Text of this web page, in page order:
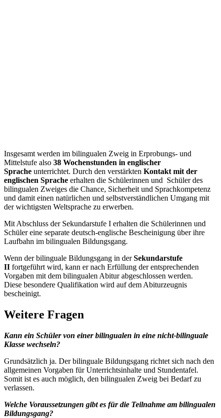
Insgesamt werden im bilingualen Zweig in Erprobungs- und
Mittelstufe also 38 Wochen­stunden in englischer
Sprache unterrichtet. Durch den verstärkten Kontakt mit der
englischen Sprache erhalten die Schülerinnen und Schüler des
bilingualen Zweiges die Chance, Sicherheit und Sprachkompetenz
und damit einen natürlichen und selbstverständlichen Umgang mit
der wichtigsten Weltsprache zu erwerben.
Mit Abschluss der Sekundarstufe I erhalten die Schülerinnen und
Schüler eine separate deutsch-englische Bescheinigung über ihre
Laufbahn im bilingualen Bildungsgang.
Wenn der bilinguale Bildungsgang in derSekundarstufe
II fortgeführt wird, kann er nach Erfüllung der entsprechenden
Vorgaben mit dem bilingualen Abitur abgeschlossen werden.
Diese besondere Qualifikation wird auf dem Abiturzeugnis
bescheinigt.
Weitere Fragen
Kann ein Schüler von einer bilingualen in eine nicht-bilinguale
Klasse wechseln?
Grundsätzlich ja. Der bilinguale Bildungsgang richtet sich nach den
allgemeinen Vorgaben für Unterrichts­inhalte und Stundentafel.
Somit ist es auch möglich, den bilingualen Zweig bei Bedarf zu
verlassen.
Welche Voraussetzungen gibt es für die Teilnahme am bilingualen
Bildungsgang?